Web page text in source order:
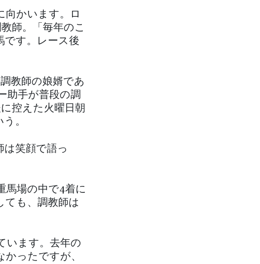
向かいます。ロ
師。「毎年のこ
です。レース後
教師の娘婿であ
助手が普段の調
控えた火曜日朝
。
は笑顔で語っ
馬場の中で4着に
ても、調教師は
います。去年の
ったですが、